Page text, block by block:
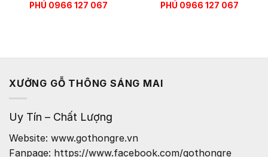
PHÚ 0966 127 067
PHÚ 0966 127 067
XƯỞNG GỖ THÔNG SÁNG MAI
Uy Tín – Chất Lượng
Website: www.gothongre.vn
Fanpage: https://www.facebook.com/gothongre